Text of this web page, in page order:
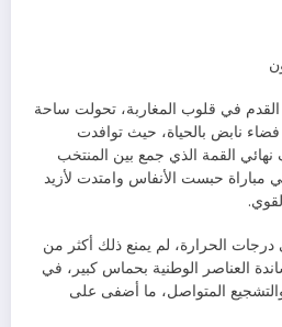
في قلوب المغاربة، تحولت ساحة
فضاء نابض بالحياة، حيث توافدت
نهائي القمة الذي جمع بين المنتخب
مباراة حبست الأنفاس وامتدت لأزيد
الحرارة، لم يمنع ذلك أكثر من
العناصر الوطنية بحماس كبير، في
المتواصل، ما أضفى على